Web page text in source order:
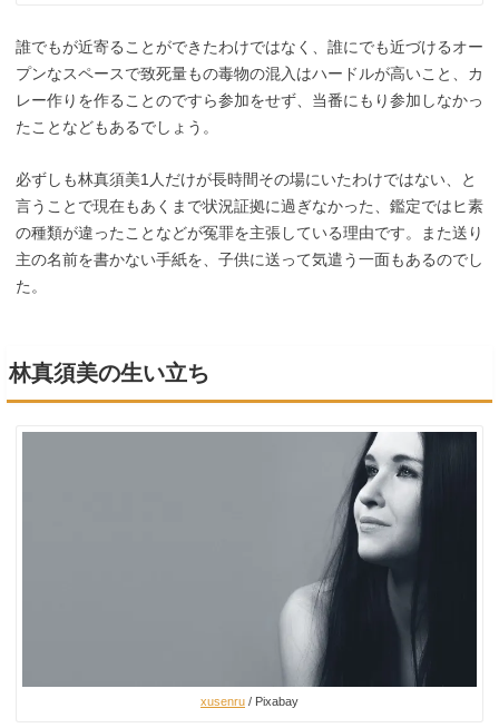
誰でもが近寄ることができたわけではなく、誰にでも近づけるオー
プンなスペースで致死量もの毒物の混入はハードルが高いこと、カ
レー作りを作ることのですら参加をせず、当番にもり参加しなかっ
たことなどもあるでしょう。
必ずしも林真須美1人だけが長時間その場にいたわけではない、と
言うことで現在もあくまで状況証拠に過ぎなかった、鑑定ではヒ素
の種類が違ったことなどが冤罪を主張している理由です。また送り
主の名前を書かない手紙を、子供に送って気遣う一面もあるのでし
た。
林真須美の生い立ち
xusenru / Pixabay